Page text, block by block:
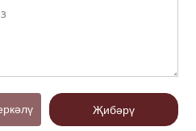
Җибәрү